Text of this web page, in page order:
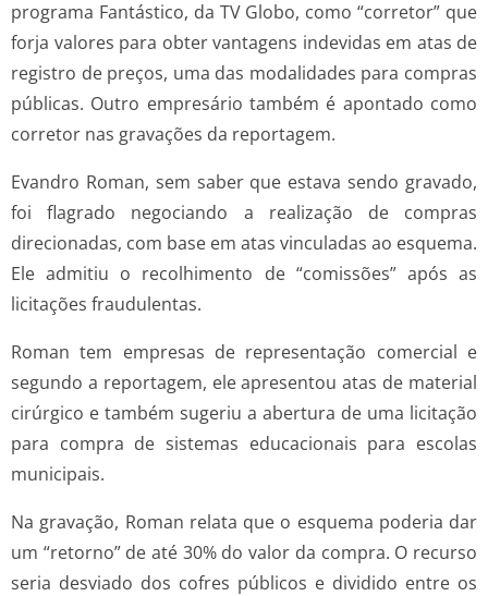
programa Fantástico, da TV Globo, como “corretor” que
forja valores para obter vantagens indevidas em atas de
registro de preços, uma das modalidades para compras
públicas. Outro empresário também é apontado como
corretor nas gravações da reportagem.
Evandro Roman, sem saber que estava sendo gravado,
foi flagrado negociando a realização de compras
direcionadas, com base em atas vinculadas ao esquema.
Ele admitiu o recolhimento de “comissões” após as
licitações fraudulentas.
Roman tem empresas de representação comercial e
segundo a reportagem, ele apresentou atas de material
cirúrgico e também sugeriu a abertura de uma licitação
para compra de sistemas educacionais para escolas
municipais.
Na gravação, Roman relata que o esquema poderia dar
um “retorno” de até 30% do valor da compra. O recurso
seria desviado dos cofres públicos e dividido entre os